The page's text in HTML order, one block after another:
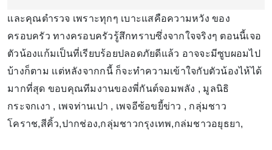
เเละคุณตำรวจ เพราะทุกๆ เบาะแสคือความหวัง ของ
ครอบครัว ทางครอบครัวรู้สึกทราบซึ่งจากใจจริงๆ ตอนนี้เจอ
ตัวน้องแก้มเป็นที่เรียบร้อยปลอดภัยดีแล้ว อาจจะมีซูบผอมไป
บ้างก็ตาม เเต่หลังจากกนี้ ก็จะทำความเข้าใจกับตัวน้องไห้ได้
มากที่สุด ขอบคุณทีมงานของพี่กันต์จอมพลัง , มูลนิธิ
กระจกเงา , เพจท่านเปา , เพจอีซ้อขยี้ข่าว , กลุ่มชาว
โคราช,สีคิ้ว,ปากช่อง,กลุ่มชาวกรุงเทพ,กล่มชาวอยุธยา,